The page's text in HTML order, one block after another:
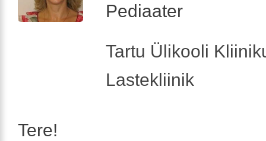
Pediaater
Tartu Ülikooli
Lastekliinik
Tere!